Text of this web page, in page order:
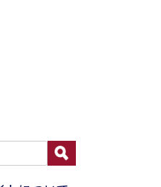
アデザインセミナ